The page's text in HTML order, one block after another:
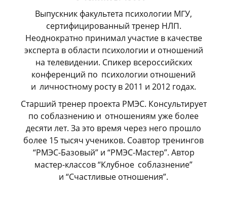
Выпускник факультета психологии МГУ,
сертифицированный тренер НЛП.
Неоднократно принимал участие в качестве
эксперта в области психологии и отношений
на телевидении. Спикер всероссийских
конференций по психологии отношений
и личностному росту в 2011 и 2012 годах.
Старший тренер проекта РМЭС. Консультирует
по соблазнению и отношениям уже более
десяти лет. За это время через него прошло
более 15 тысяч учеников. Соавтор тренингов
“РМЭС-Базовый” и “РМЭС-Мастер”. Автор
мастер-классов “Клубное соблазнение”
и “Счастливые отношения”.